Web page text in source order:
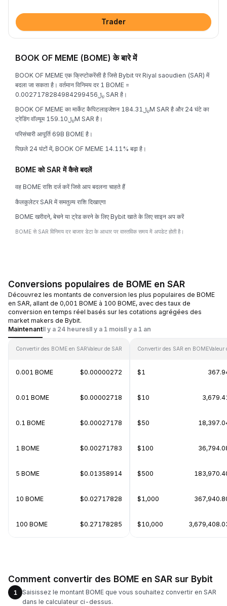
Trader
BOOK OF MEME (BOME) के बारे में
BOOK OF MEME एक क्रिप्टोकरेंसी है जिसे Bybit पर Riyal saoudien (SAR) में
बदला जा सकता है। वर्तमान विनिमय दर 1 BOME =
﷼0.0027178284984299456 SAR है।
BOOK OF MEME का मार्केट कैपिटलाइजेशन ﷼184.31M SAR है और 24 घंटे का
ट्रेडिंग वॉल्यूम ﷼159.10M SAR है।
परिसंचारी आपूर्ति 69B BOME है।
पिछले 24 घंटों में, BOOK OF MEME 14.11% बढ़ा है।
BOME को SAR में कैसे बदलें
वह BOME राशि दर्ज करें जिसे आप बदलना चाहते हैं
कैलकुलेटर SAR में समतुल्य राशि दिखाएगा
BOME खरीदने, बेचने या ट्रेड करने के लिए Bybit खाते के लिए साइन अप करें
BOME से SAR विनिमय दर बाजार डेटा के आधार पर वास्तविक समय में अपडेट होती है।
Conversions populaires de BOME en SAR
Découvrez les montants de conversion les plus populaires de BOME
en SAR, allant de 0,001 BOME à 100 BOME, avec des taux de
conversion en temps réel basés sur les cotations agrégées des
market makers de Bybit.
MaintenantIl y a 24 heuresIl y a 1 moisIl y a 1 an
Convertir des BOME en SARValeur de SAR
0.001 BOME $0.00000272
0.01 BOME $0.00002718
0.1 BOME $0.00027178
1 BOME $0.00271783
5 BOME $0.01358914
10 BOME $0.02717828
100 BOME $0.27178285
Convertir des SAR en BOMEValeur
$1
$10
$50
$100
$500
$1,000
$10,000
Comment convertir des BOME en SAR sur Bybit
1
Saisissez le montant BOME que vous souhaitez convertir en SAR
dans le calculateur ci-dessus.